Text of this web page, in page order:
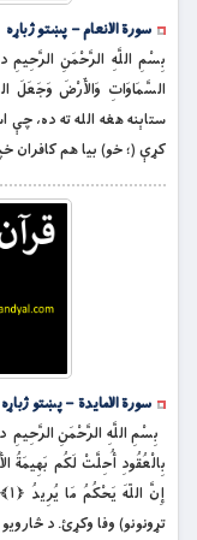
سورة الانعام – پښتو ژباړه
بِسْمِ اللَّهِ الرَّحْمَنِ الرَّحِيمِ
ستاېنه هغه الله ته ده،
کړې (؛ خو) بيا هم كافران
سورة الامایدة – پښتو ژباړه
بِسْمِ اللَّهِ الرَّحْمَنِ الرَّحِيمِ د
بِالْعُقُودِ أُحِلَّتْ لَكُم بَهِيمَةُ
تړونونو) وفا وكړئ. د